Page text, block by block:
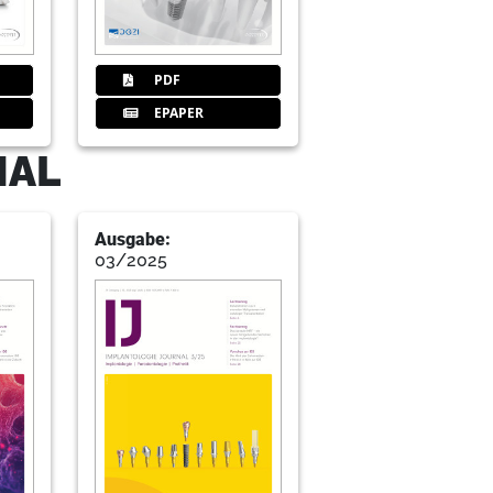
die Natur“
Dr. Peter Waldecker
Implantologie e.V.: DGZI
Implantologie e.V.:
PDF
EPAPER
Ausgabe:
03/2025